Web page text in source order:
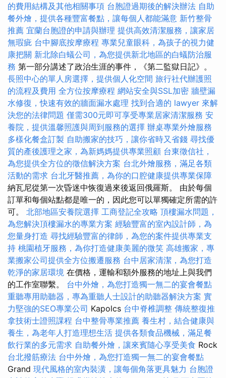
的費用結構及其他相關事項 台胞證過期後的解決辦法 自助
餐外燴，提供各種豐富餐點，讓每個人都能滿意 新竹整骨
推薦 宜蘭台胞證的申請與辦理 提供高效清潔服務，讓家居
無瑕疵 台中腳底按摩療程 專業兒童眼科，為孩子的視力健
康把關 新北除白蟻公司，為您提供新北地區的白蟻防治服
務 第一部分講述了政治生涯的事件，《第二監獄日記》。
長照中心的單人房選擇，提供個人化空間 旅行社代辦護照
的流程及費用 全方位按摩療程 網站安全與SSL加密 牆壁漏
水修復，快速有效的牆面漏水處理 找到合適的 lawyer 來解
決您的法律問題 僅需300元即可享受專業居家清潔服務 安
養院，提供溫馨照護與周到服務的選擇 辦桌專業外燴服務
多樣化餐盒訂製 自助搬家的技巧，讓你省時又省錢 尋找優
質的產後護理之家，為新媽媽提供專業照顧 台東徵信社，
為您提供全方位的徵信解決方案 台北外燴服務，滿足各類
活動的需求 台北牙醫推薦，為你的口腔健康提供專業保障
納瓦尼從第一次昏迷中恢復過來後返回俄羅斯。 由於每個
訂單和每個站點都是唯一的，因此您可以單獨確定所需的許
可。 北部地區安養院選擇 工商登記全攻略 頂樓漏水問題，
為您解決頂樓漏水的專業方案 經驗豐富的室內設計師，為
您量身打造 尋找經驗豐富的律師，為您的案件提供專業支
持 桃園植牙服務，為你打造健康美麗的微笑 高雄搬家，專
業搬家公司提供全方位搬遷服務 台中居家清潔，為您打造
乾淨的家居環境 在價格，運輸和額外服務的地址上與我們
的工作室聯繫。 台中外燴，為您打造獨一無二的宴會餐點
重聽專用助聽器，專為重聽人士設計的助聽器解決方案 實
力堅強的SEO專業公司 Kapolcs 台中脊椎調整 傳統整復推
拿技術士證照課程 台中整骨專業推薦 養生村，結合健康與
養生，為老年人打造理想生活 提供各類食品機械，滿足餐
飲行業的多元需求 自助餐外燴，讓來賓隨心享受美食 Rock
台北撥筋療法 台中外燴，為您打造獨一無二的宴會餐點
Grand 現代風格的室內裝潢，讓每個角落更具魅力 台胞證